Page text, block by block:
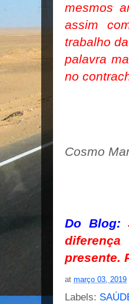
mesmos
assim
trabalho
palavra
no
Cosmo
Do Blog:
presente.
at março 03, 2019
Labels: